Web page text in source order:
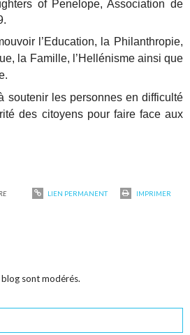
of Penelope, Association de
l’Education, la Philanthropie,
la Famille, l’Hellénisme ainsi que
soutenir les personnes en difficulté
des citoyens pour faire face aux
LIEN PERMANENT
IMPRIMER
blog sont modérés.